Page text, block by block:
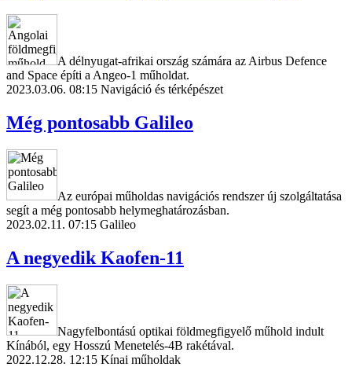
A délnyugat-afrikai ország számára az Airbus Defence
and Space építi a Angeo-1 műholdat.
2023.03.06. 08:15 Navigáció és térképészet
Még pontosabb Galileo
Az európai műholdas navigációs rendszer új szolgáltatása
segít a még pontosabb helymeghatározásban.
2023.02.11. 07:15 Galileo
A negyedik Kaofen-11
Nagyfelbontású optikai földmegfigyelő műhold indult
Kínából, egy Hosszú Menetelés-4B rakétával.
2022.12.28. 12:15 Kínai műholdak